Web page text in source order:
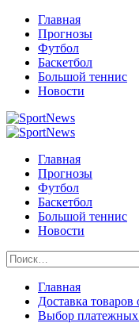
Перейти
содержимому
Главная
Прогнозы
Футбол
Баскетбол
Большой теннис
Новости
Primary
Главная
Прогнозы
Футбол
Баскетбол
Большой теннис
Новости
Найти:
Главная
Доставка
Выбор платежных